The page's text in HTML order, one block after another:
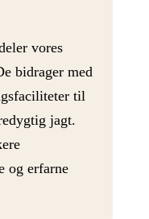
vores
bidrager med
til
jagt.
og erfarne